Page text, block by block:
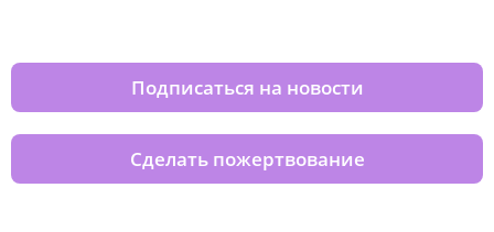
Подписаться на новости
Сделать пожертвование